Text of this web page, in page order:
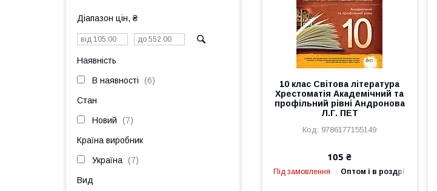
10 клас Світова література
Хрестоматія Академічний та
профільний рівні Андронова
Л.Г. ПЕТ
9786177155149
105 ₴
Під замовлення Оптом і в роздріб
Діапазон цін, ₴
Наявність
В наявності 6
Стан
Новий 7
Країна виробник
Україна 7
Вид